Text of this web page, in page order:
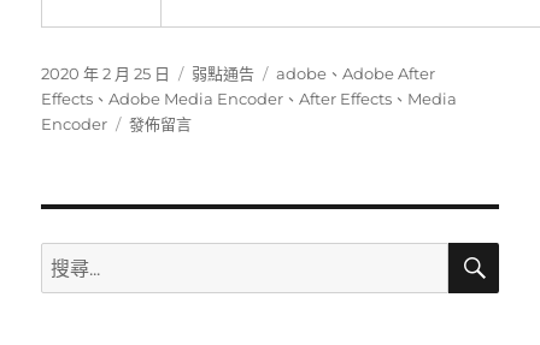
發
佈
日
2020 年 2 月 25 日
分
類
弱點通告
標
籤
adobe 、Adobe After
Effects 、Adobe Media Encoder 、After Effects 、 Media
Encoder
在
Media
存
發佈留言
搜
尋
搜